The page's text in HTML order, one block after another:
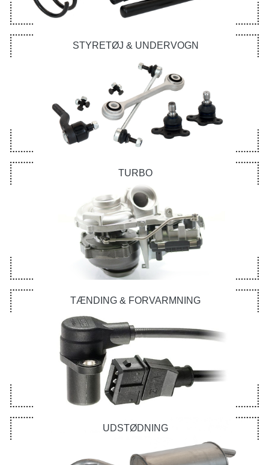
STYRETØJ & UNDERVOGN
TURBO
TÆNDING & FORVARMNING
UDSTØDNING